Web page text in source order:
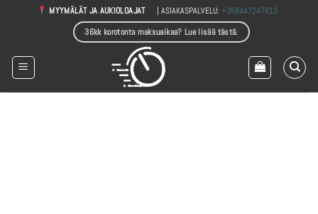
MYYMÄLÄT JA AUKIOLOAJAT | ASIAKASPALVELU:+358447247810
36kk korotonta maksuaikaa? Lue lisää tästä.